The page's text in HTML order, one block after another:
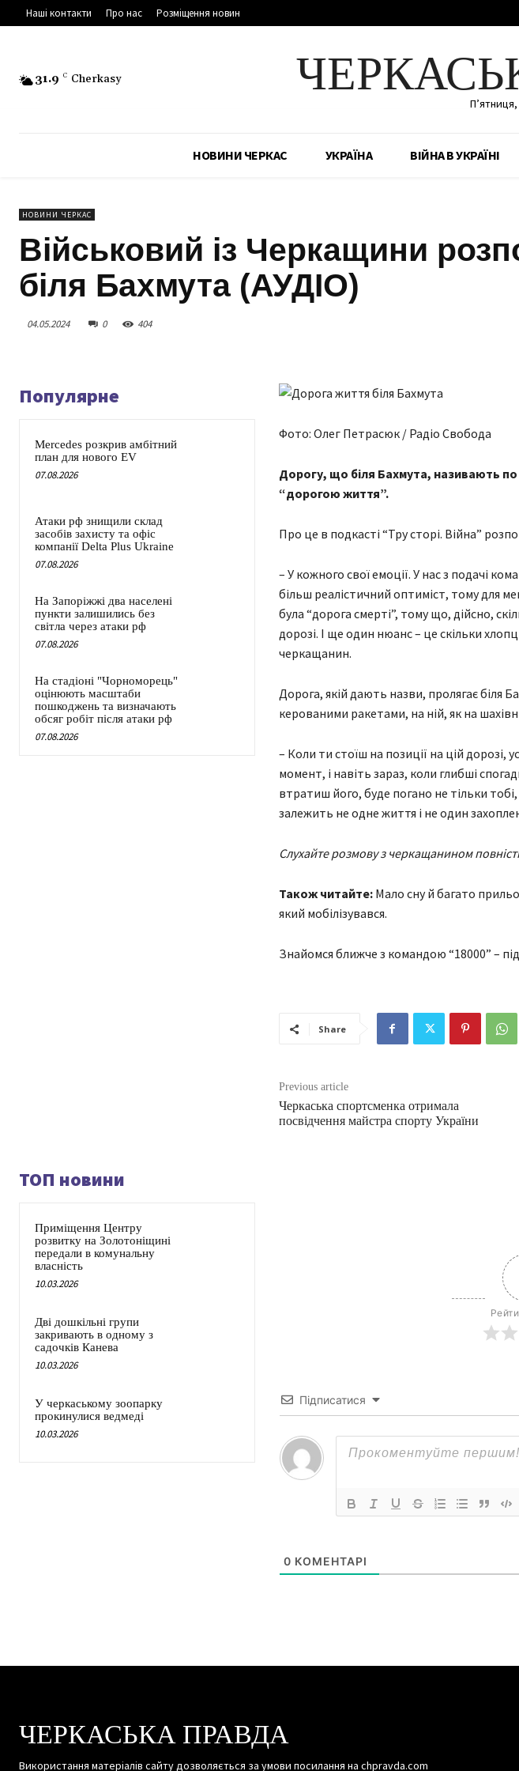
Наші контакти Про нас Розміщення новин
31.9 C Cherkasy
НОВИНИ ЧЕРКАС УКРАЇНА ВІЙНА В УКРАЇНІ
НОВИНИ ЧЕРКАС
Військовий із Черкащини
біля Бахмута (АУДІО)
04.05.2024 0 404
Популярне
Mercedes розкрив амбітний
план для нового EV
07.08.2026
Атаки рф знищили склад
засобів захисту та офіс
компанії Delta Plus Ukraine
07.08.2026
На Запоріжжі два населені
пункти залишились без
світла через атаки рф
07.08.2026
На стадіоні "Чорноморець"
оцінюють масштаби
пошкоджень та визначають
обсяг робіт після атаки рф
07.08.2026
Фото: Олег Петрасюк / Радіо Свобода
Дорогу, що біля Бахмута, називають по
“дорогою життя”.
Про це в подкасті “Тру сторі. Війна”
– У кожного свої емоції. У нас з подачі
більш реалістичний оптиміст, тому для
була “дорога смерті”, тому що, дійсно,
дорозі. І ще один нюанс – це скільки
черкащанин.
Дорога, якій дають назви, пролягає біля
керованими ракетами, на ній, як на
– Коли ти стоїш на позиції на цій дорозі,
момент, і навіть зараз, коли глибші
втратиш його, буде погано не тільки
залежить не одне життя і не один
Слухайте розмову з черкащанином
Також читайте: Мало сну й багато
який мобілізувався.
Знайомся ближче з командою “18000” –
Share
Previous article
Черкаська спортсменка отримала
посвідчення майстра спорту України
ТОП новини
Приміщення Центру
розвитку на Золотоніщині
передали в комунальну
власність
10.03.2026
Дві дошкільні групи
закривають в одному з
садочків Канева
10.03.2026
У черкаському зоопарку
прокинулися ведмеді
10.03.2026
Підписатися
0 КОМЕНТАРІ
ЧЕРКАСЬКА ПРАВДА
Використання матеріалів сайту дозволяється за умови посилання на chpravda.com